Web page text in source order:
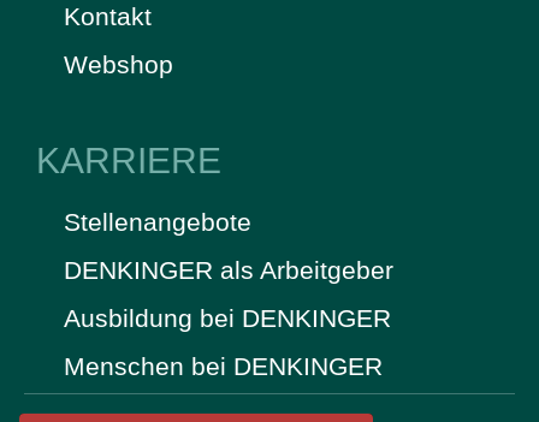
Kontakt
Webshop
KARRIERE
Stellenangebote
DENKINGER als Arbeitgeber
Ausbildung bei DENKINGER
Menschen bei DENKINGER